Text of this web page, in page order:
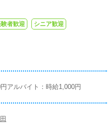
者歓迎 シニア歓迎
アルバイト：時給1,000円